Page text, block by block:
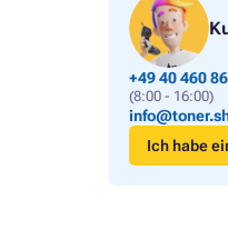
+49 40 460
(8:00 - 16:00)
Ich habe